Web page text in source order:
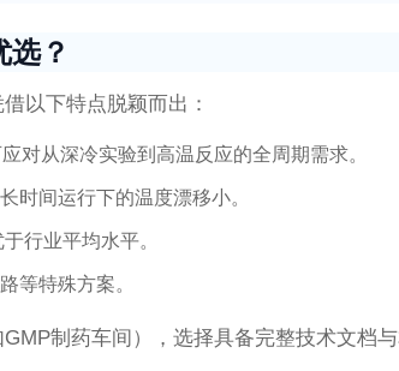
？
以下特点脱颖而出：
对从深冷实验到高温反应的全周期需求。
时间运行下的温度漂移小。
行业平均水平。
等特殊方案。
制药车间），选择具备完整技术文